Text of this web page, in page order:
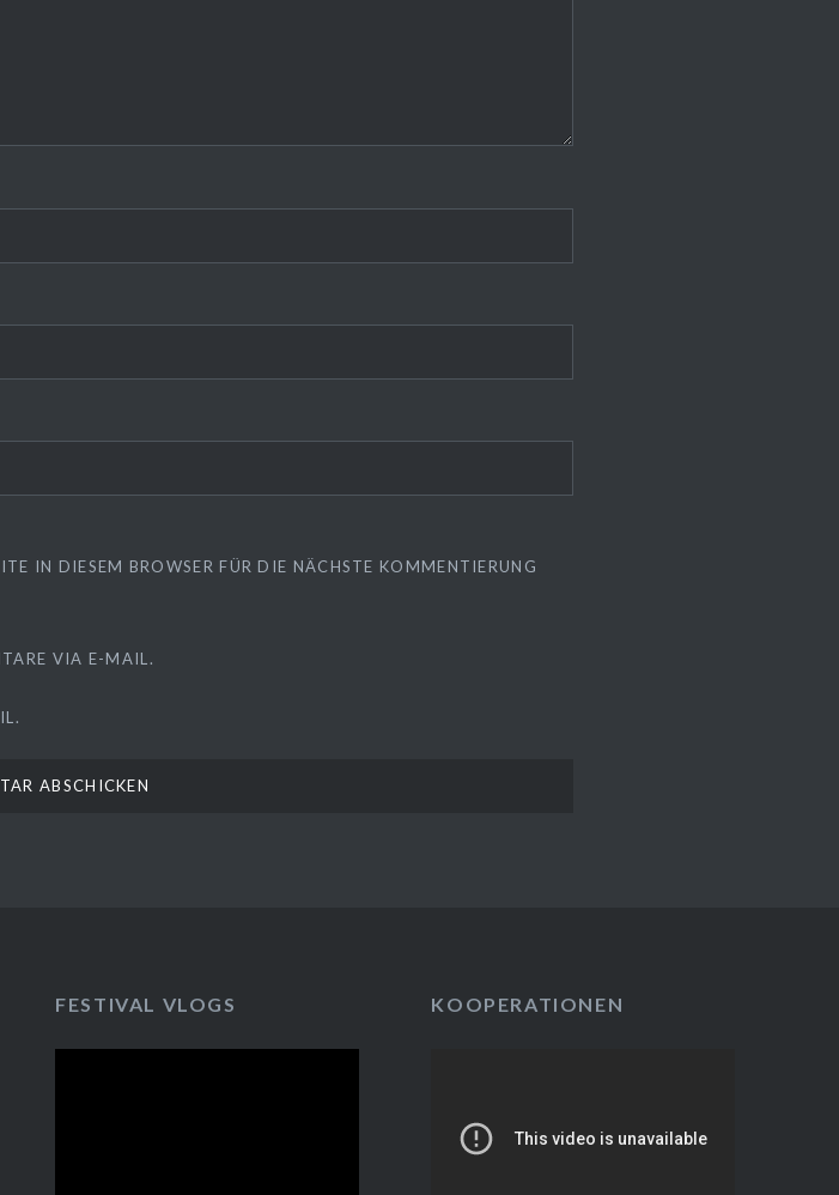
IN DIESEM BROWSER FÜR DIE NÄCHSTE KOMMENTIERUNG
VIA E-MAIL.
FESTIVAL VLOGS KOOPERATIONEN